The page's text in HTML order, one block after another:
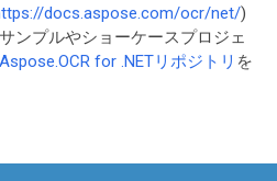
docs.aspose.com/ocr/net/)
ンプルやショーケースプロジェ
Aspose.OCR for .NETリポジトリ を